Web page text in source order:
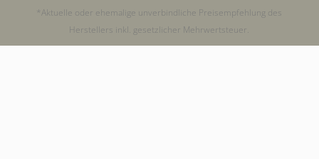
*Aktuelle oder ehemalige unverbindliche Preisempfehlung des
Herstellers inkl. gesetzlicher Mehrwertsteuer.